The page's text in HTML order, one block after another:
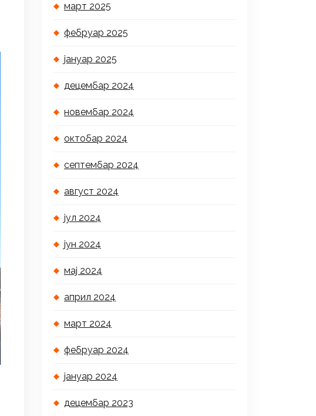
март 2025
фебруар 2025
јануар 2025
децембар 2024
новембар 2024
октобар 2024
септембар 2024
август 2024
јул 2024
јун 2024
мај 2024
април 2024
март 2024
фебруар 2024
јануар 2024
децембар 2023